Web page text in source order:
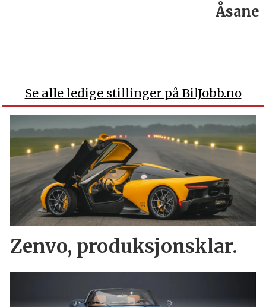
Åsane
Se alle ledige stillinger på BilJobb.no
Zenvo, produksjonsklar.